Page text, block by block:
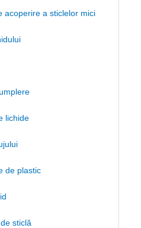
acoperire a sticlelor mici
lichide
de plastic
sticlă